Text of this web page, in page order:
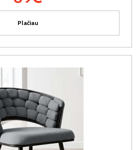
Plačiau